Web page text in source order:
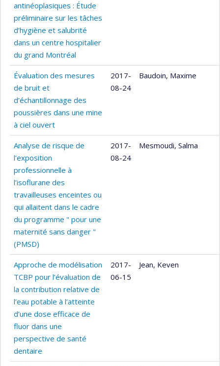
antinéoplasiques : Étude
préliminaire sur les tâches
d’hygiène et salubrité
dans un centre hospitalier
du grand Montréal
Évaluation des mesures
de bruit et
d’échantillonnage des
poussières dans une mine
à ciel ouvert
2017-
08-24
Baudoin, Maxime
Analyse de risque de
l’exposition
professionnelle à
l’isoflurane des
travailleuses enceintes ou
qui allaitent dans le cadre
du programme " pour une
maternité sans danger "
(PMSD)
2017-
08-24
Mesmoudi, Salma
Approche de modélisation
TCBP pour l’évaluation de
la contribution relative de
l’eau potable à l’atteinte
d’une dose efficace de
fluor dans une
perspective de santé
dentaire
2017-
06-15
Jean, Keven